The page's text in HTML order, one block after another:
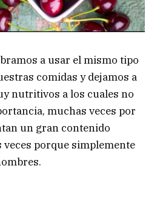
a usar el mismo tipo
comidas y dejamos a
nutritivos a los cuales no
muchas veces por
un gran contenido
porque simplemente